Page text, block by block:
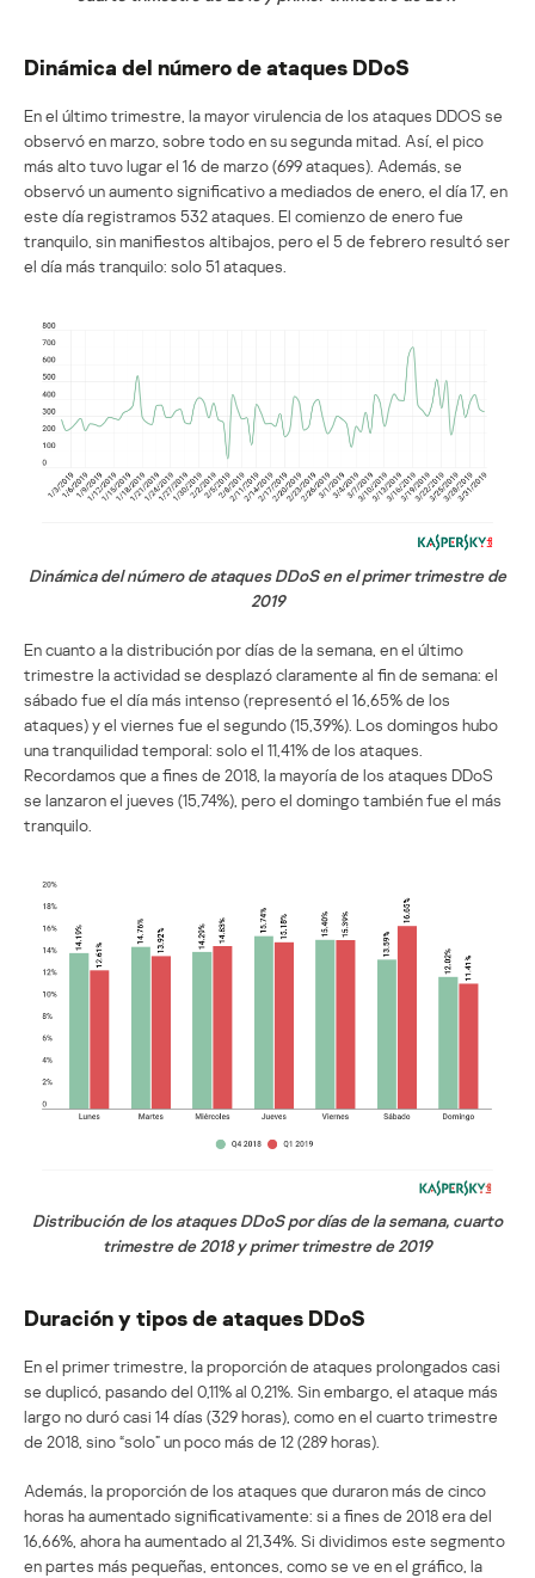
Dinámica del número de ataques DDoS
En el último trimestre, la mayor virulencia de los ataques DDOS se
observó en marzo, sobre todo en su segunda mitad. Así, el pico
más alto tuvo lugar el 16 de marzo (699 ataques). Además, se
observó un aumento significativo a mediados de enero, el día 17, en
este día registramos 532 ataques. El comienzo de enero fue
tranquilo, sin manifiestos altibajos, pero el 5 de febrero resultó ser
el día más tranquilo: solo 51 ataques.
Dinámica del número de ataques DDoS en el primer trimestre de
2019
En cuanto a la distribución por días de la semana, en el último
trimestre la actividad se desplazó claramente al fin de semana: el
sábado fue el día más intenso (representó el 16,65% de los
ataques) y el viernes fue el segundo (15,39%). Los domingos hubo
una tranquilidad temporal: solo el 11,41% de los ataques.
Recordamos que a fines de 2018, la mayoría de los ataques DDoS
se lanzaron el jueves (15,74%), pero el domingo también fue el más
tranquilo.
Distribución de los ataques DDoS por días de la semana, cuarto
trimestre de 2018 y primer trimestre de 2019
Duración y tipos de ataques DDoS
En el primer trimestre, la proporción de ataques prolongados casi
se duplicó, pasando del 0,11% al 0,21%. Sin embargo, el ataque más
largo no duró casi 14 días (329 horas), como en el cuarto trimestre
de 2018, sino “solo” un poco más de 12 (289 horas).
Además, la proporción de los ataques que duraron más de cinco
horas ha aumentado significativamente: si a fines de 2018 era del
16,66%, ahora ha aumentado al 21,34%. Si dividimos este segmento
en partes más pequeñas, entonces, como se ve en el gráfico, la